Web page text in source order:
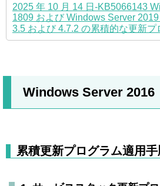
2025 年 10 月 14 日-KB5066143
1809 および Windows Server
3.5 および 4.7.2 の累積的な更新プ
Windows Server 2016
累積更新プログラム適用